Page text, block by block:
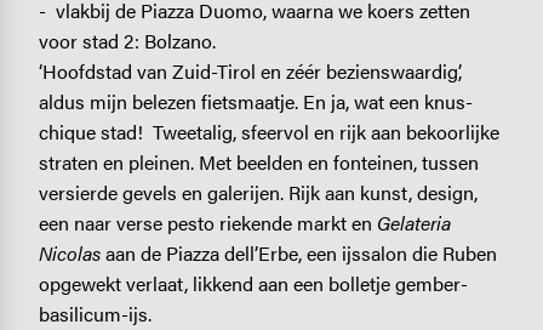
- vlakbij de Piazza Duomo, waarna we koers zetten
voor stad 2: Bolzano.
‘Hoofdstad van Zuid-Tirol en zéér bezienswaardig’,
aldus mijn belezen fietsmaatje. En ja, wat een knus-
chique stad! Tweetalig, sfeervol en rijk aan bekoorlijke
straten en pleinen. Met beelden en fonteinen, tussen
versierde gevels en galerijen. Rijk aan kunst, design,
een naar verse pesto riekende markt en Gelateria
Nicolasaan de Piazza dell’Erbe, een ijssalon die Ruben
opgewekt verlaat, likkend aan een bolletje gember-
basilicum-ijs.